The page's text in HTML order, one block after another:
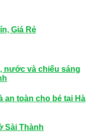
Giá Rẻ
nước và chiếu sáng
an toàn cho bé tại Hà
Sài Thành